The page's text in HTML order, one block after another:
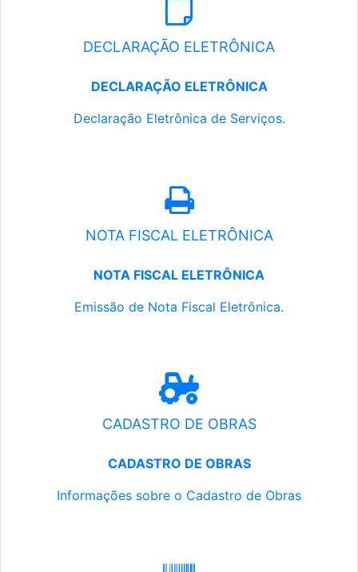
DECLARAÇÃO ELETRÔNICA
DECLARAÇÃO ELETRÔNICA
Declaração Eletrônica de Serviços.
NOTA FISCAL ELETRÔNICA
NOTA FISCAL ELETRÔNICA
Emissão de Nota Fiscal Eletrônica.
CADASTRO DE OBRAS
CADASTRO DE OBRAS
Informações sobre o Cadastro de Obras